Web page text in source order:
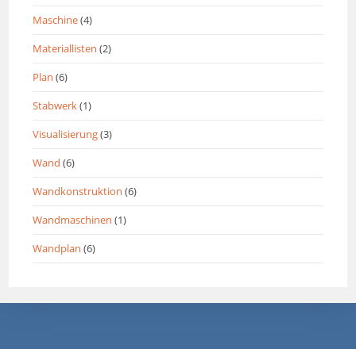
Maschine(4)
Materiallisten (2)
Plan (6)
Stabwerk(1)
Visualisierung(3)
Wand (6)
Wandkonstruktion (6)
Wandmaschinen (1)
Wandplan (6)